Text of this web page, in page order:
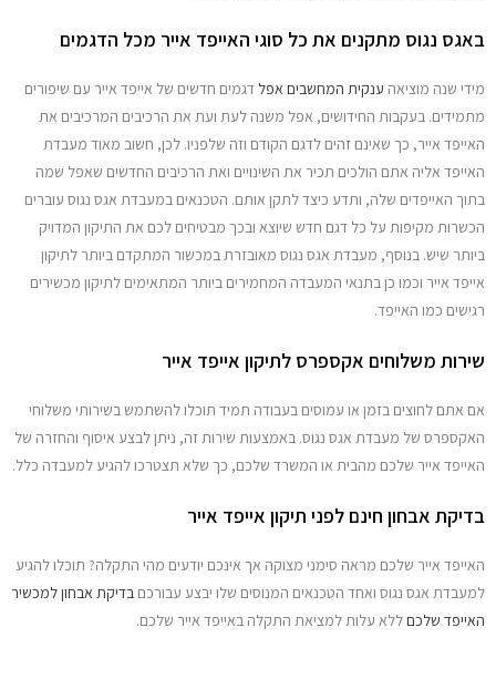
באגס נגוס מתקנים את כל סוגי האייפד אייר מכל הדגמים
מידי שנה מוציאה ענקית המחשבים אפל דגמים חדשים של אייפד אייר עם שיפורים
מתמידים. בעקבות החידושים, אפל משנה לעת ועת את הרכיבים המרכיבים את
האייפד אייר, כך שאינם זהים לדגם הקודם וזה שלפניו. לכן, חשוב מאוד מעבדת
האייפד אליה אתם הולכים תכיר את השינויים ואת הרכיבים החדשים שאפל שמה
בתוך האייפדים שלה, ותדע כיצד לתקן אותם. הטכנאים במעבדת אגס נגוס עוברים
הכשרות מקיפות על כל דגם חדש שיוצא ובכך מבטיחים לכם את התיקון המדויק
ביותר שיש. בנוסף, מעבדת אגס נגוס מאובזרת במכשור המתקדם ביותר לתיקון
אייפד אייר וכמו כן בתנאי המעבדה המחמירים ביותר המתאימים לתיקון מכשירים
רגישים כמו האייפד.
שירות משלוחים אקספרס לתיקון אייפד אייר
אם אתם לחוצים בזמן או עמוסים בעבודה תמיד תוכלו להשתמש בשירותי משלוחי
האקספרס של מעבדת אגס נגוס. באמצעות שירות זה, ניתן לבצע איסוף והחזרה של
האייפד אייר שלכם מהבית או המשרד שלכם, כך שלא תצטרכו להגיע למעבדה כלל.
בדיקת אבחון חינם לפני תיקון אייפד אייר
האייפד אייר שלכם מראה סימני מצוקה אך אינכם יודעים מהי התקלה? תוכלו להגיע
למעבדת אגס נגוס ואחד הטכנאים המנוסים שלו יבצע עבורכם בדיקת אבחון למכשיר
האייפד שלכםללא עלות למציאת התקלה באייפד אייר שלכם.